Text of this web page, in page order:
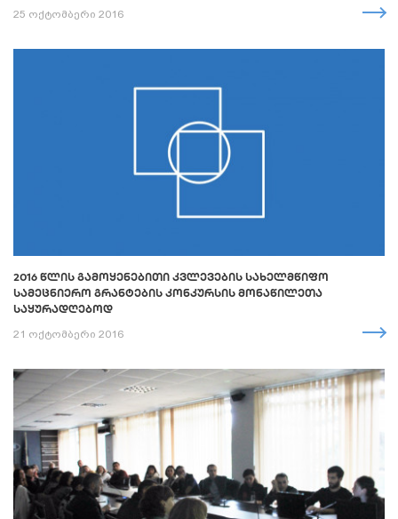
25 ოქტომბერი 2016
2016 ᲬᲚᲘᲡ ᲒᲐᲛᲝᲧᲔᲜᲔᲑᲘᲗᲘ ᲙᲕᲚᲔᲕᲔᲑᲘᲡ ᲡᲐᲮᲔᲚᲛᲬᲘᲤᲝ
ᲡᲐᲛᲔᲪᲜᲘᲔᲠᲝ ᲒᲠᲐᲜᲢᲔᲑᲘᲡ ᲙᲝᲜᲙᲣᲠᲡᲘᲡ ᲛᲝᲜᲐᲬᲘᲚᲔᲗᲐ
ᲡᲐᲧᲣᲠᲐᲓᲦᲔᲑᲝᲓ
21 ოქტომბერი 2016